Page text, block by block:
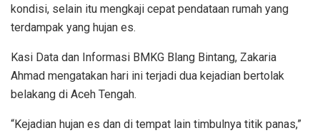
kondisi, selain itu mengkaji cepat pendataan rumah yang
terdampak yang hujan es.
Kasi Data dan Informasi BMKG Blang Bintang, Zakaria
Ahmad mengatakan hari ini terjadi dua kejadian bertolak
belakang di Aceh Tengah.
“Kejadian hujan es dan di tempat lain timbulnya titik panas,”